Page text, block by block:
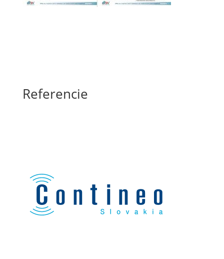
Referencie